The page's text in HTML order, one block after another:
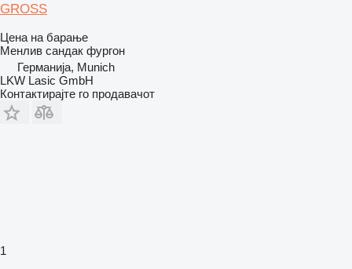
GROSS
Цена на барање
Менлив сандак фургон
Германија, Munich
LKW Lasic GmbH
Контактирајте го продавачот
1